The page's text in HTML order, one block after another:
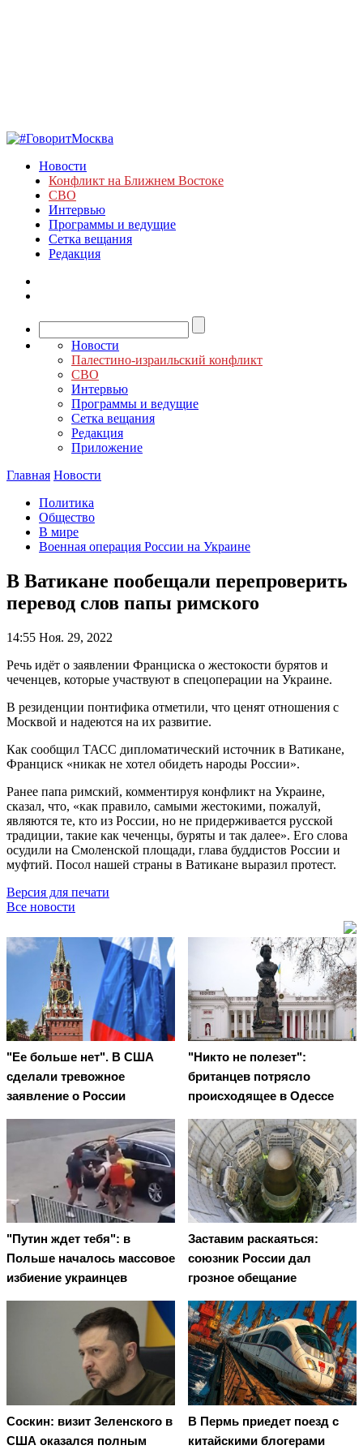
Новости
Конфликт на Ближнем Востоке
СВО
Интервью
Программы и ведущие
Сетка вещания
Редакция
Новости
Палестино-израильский конфликт
СВО
Интервью
Программы и ведущие
Сетка вещания
Редакция
Приложение
Главная Новости
Политика
Общество
В мире
Военная операция России на Украине
В Ватикане пообещали перепроверить
перевод слов папы римского
14:55 Ноя. 29, 2022
Речь идёт о заявлении Франциска о жестокости бурятов и
чеченцев, которые участвуют в спецоперации на Украине.
В резиденции понтифика отметили, что ценят отношения с
Москвой и надеются на их развитие.
Как сообщил ТАСС дипломатический источник в Ватикане,
Франциск «никак не хотел обидеть народы России».
Ранее папа римский, комментируя конфликт на Украине,
сказал, что, «как правило, самыми жестокими, пожалуй,
являются те, кто из России, но не придерживается русской
традиции, такие как чеченцы, буряты и так далее». Его слова
осудили на Смоленской площади, глава буддистов России и
муфтий. Посол нашей страны в Ватикане выразил протест.
Версия для печати
Все новости
"Ее больше нет". В США
сделали тревожное
заявление о России
"Никто не полезет":
британцев потрясло
происходящее в Одессе
"Путин ждет тебя": в
Польше началось массовое
избиение украинцев
Заставим раскаяться:
союзник России дал
грозное обещание
Соскин: визит Зеленского в
США оказался полным
В Пермь приедет поезд с
китайскими блогерами